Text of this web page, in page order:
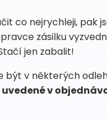
co nejrychleji, pak
Dopravce zásilku
jen zabalit!
být v některých
v